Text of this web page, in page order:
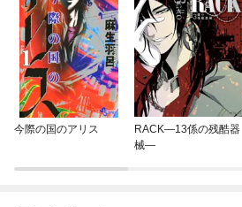
今際の国のアリス
RACK—13係の残酷器
械—